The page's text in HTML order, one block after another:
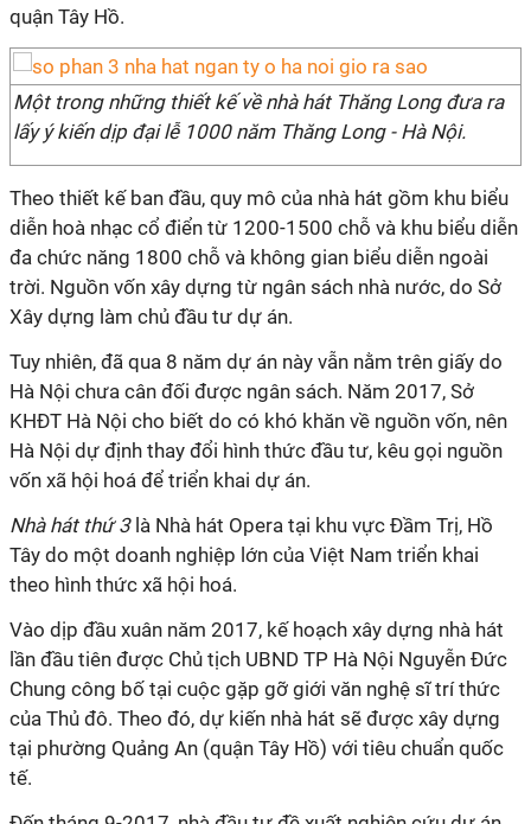
quận Tây Hồ.
Một trong những thiết kế về nhà hát Thăng Long đưa ra
lấy ý kiến dịp đại lễ 1000 năm Thăng Long - Hà Nội.
Theo thiết kế ban đầu, quy mô của nhà hát gồm khu biểu
diễn hoà nhạc cổ điển từ 1200-1500 chỗ và khu biểu diễn
đa chức năng 1800 chỗ và không gian biểu diễn ngoài
trời. Nguồn vốn xây dựng từ ngân sách nhà nước, do Sở
Xây dựng làm chủ đầu tư dự án.
Tuy nhiên, đã qua 8 năm dự án này vẫn nằm trên giấy do
Hà Nội chưa cân đối được ngân sách. Năm 2017, Sở
KHĐT Hà Nội cho biết do có khó khăn về nguồn vốn, nên
Hà Nội dự định thay đổi hình thức đầu tư, kêu gọi nguồn
vốn xã hội hoá để triển khai dự án.
Nhà hát thứ 3là Nhà hát Opera tại khu vực Đầm Trị, Hồ
Tây do một doanh nghiệp lớn của Việt Nam triển khai
theo hình thức xã hội hoá.
Vào dịp đầu xuân năm 2017, kế hoạch xây dựng nhà hát
lần đầu tiên được Chủ tịch UBND TP Hà Nội Nguyễn Đức
Chung công bố tại cuộc gặp gỡ giới văn nghệ sĩ trí thức
của Thủ đô. Theo đó, dự kiến nhà hát sẽ được xây dựng
tại phường Quảng An (quận Tây Hồ) với tiêu chuẩn quốc
tế.